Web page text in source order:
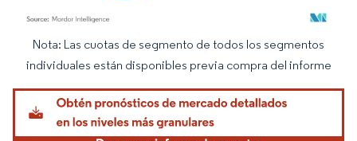
Imagen © Mordor Intelligence. El uso requiere atribución según CC BY 4.0.
Nota: Las cuotas de segmento de todos los segmentos
individuales están disponibles previa compra del informe